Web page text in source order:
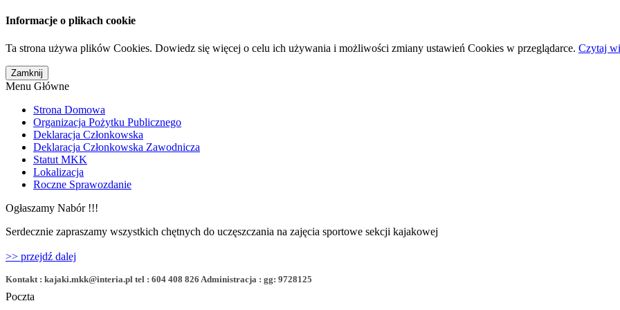
Informacje o plikach cookie
Ta strona używa plików Cookies. Dowiedz się więcej o celu ich używania i możliwości zmiany ustawień Cookies w przeglądarce. Czytaj
Menu Główne
Strona Domowa
Organizacja Pożytku Publicznego
Deklaracja Członkowska
Deklaracja Członkowska Zawodnicza
Statut MKK
Lokalizacja
Roczne Sprawozdanie
Ogłaszamy Nabór !!!
Serdecznie zapraszamy wszystkich chętnych do uczęszczania na zajęcia sportowe sekcji kajakowej
>> przejdź dalej
Kontakt : kajaki.mkk@interia.pl tel : 604 408 826 Administracja : gg: 9728125
Poczta